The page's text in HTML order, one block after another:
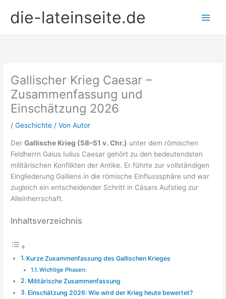
Inhaltdie-lateinseite.de
Gallischer Krieg Caesar –
Zusammenfassung und
Einschätzung 2026
/Geschichte / VonAutor
DerGallische Krieg (58–51 v. Chr.) unter dem römischen
Feldherrn Gaius Iulius Caesar gehört zu den bedeutendsten
militärischen Konflikten der Antike. Er führte zur vollständigen
Eingliederung Galliens in die römische Einflusssphäre und war
zugleich ein entscheidender Schritt in Cäsars Aufstieg zur
Alleinherrschaft.
Inhaltsverzeichnis
Kurze Zusammenfassung des Gallischen Krieges
Wichtige Phasen:
Militärische Zusammenfassung
Einschätzung 2026: Wie wird der Krieg heute bewertet?